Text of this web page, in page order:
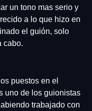
un tono mas serio y
a lo que hizo en
el guión, solo
cabo.
puestos en el
uno de los guionistas
trabajado con